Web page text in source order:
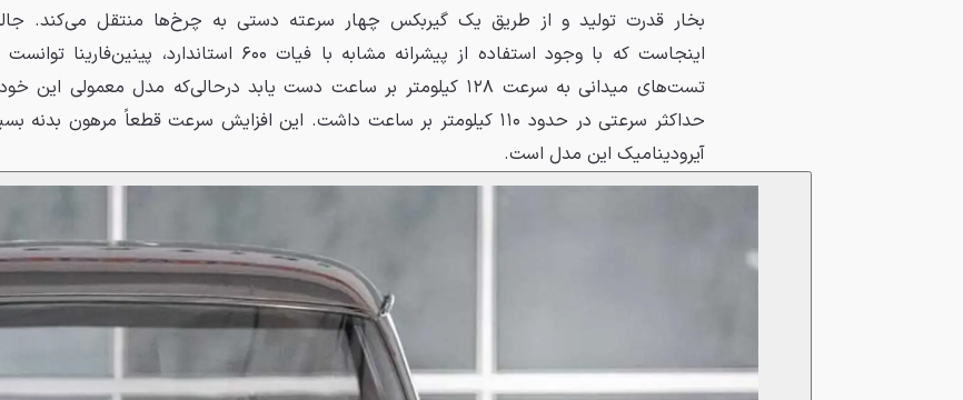
بخار قدرت تولید و از طریق یک گیربکس چهار سرعته دستی به چرخ‌ها منتقل می‌کند.
اینجاست که با وجود استفاده از پیشرانه مشابه با فیات ۶۰۰ استاندارد، پینین‌فارینا
تست‌های میدانی به سرعت ۱۲۸ کیلومتر بر ساعت دست یابد درحالی‌که مدل معمولی این
حداکثر سرعتی در حدود ۱۱۰ کیلومتر بر ساعت داشت. این افزایش سرعت قطعاً مرهون بدنه
آیرودینامیک این مدل است.